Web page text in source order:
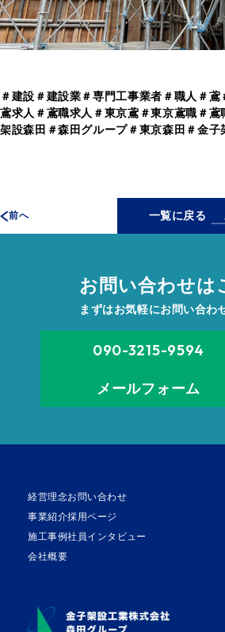
＃建設＃建設業＃専門工事業者＃職人＃
鳶求人＃鳶職求人＃東京鳶＃東京鳶職＃
架設森田＃森田グループ＃東京森田＃金子
前へ 一覧に戻る
お問い合わせは
まずはお気軽にお問い合わ
090-3215-9594
メールフォーム
経営理念
事業紹介
施工事例
会社概要
お問い合わせ
採用ページ
社員インタビュー